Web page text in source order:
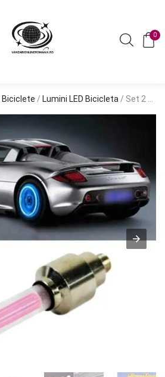
0
/ Lumini LED Bicicleta / Set 2 Capace Valva cu LED Roz, cu senzor de lumina si miscare